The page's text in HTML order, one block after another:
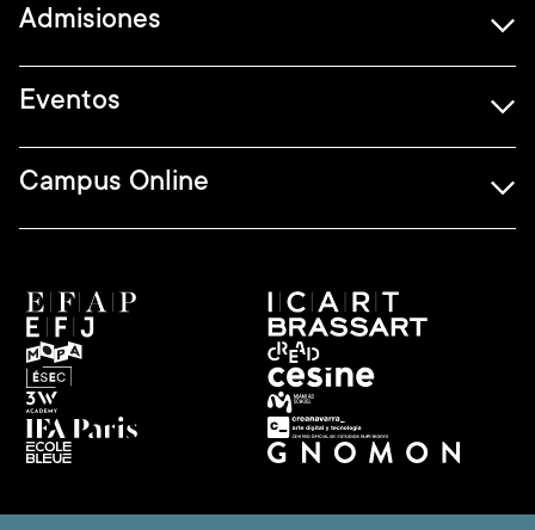
Admisiones
Eventos
Campus Online